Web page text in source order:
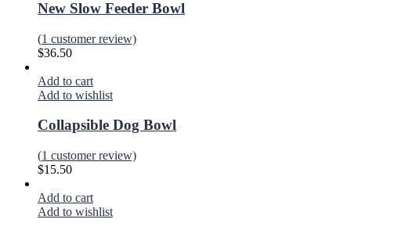
New Slow Feeder Bowl
(1 customer review)
$36.50
Add to cart
Add to wishlist
Collapsible Dog Bowl
(1 customer review)
$15.50
Add to cart
Add to wishlist